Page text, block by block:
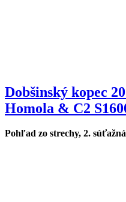
Dobšinský kopec
Homola & C2
Pohľad zo strechy, 2.